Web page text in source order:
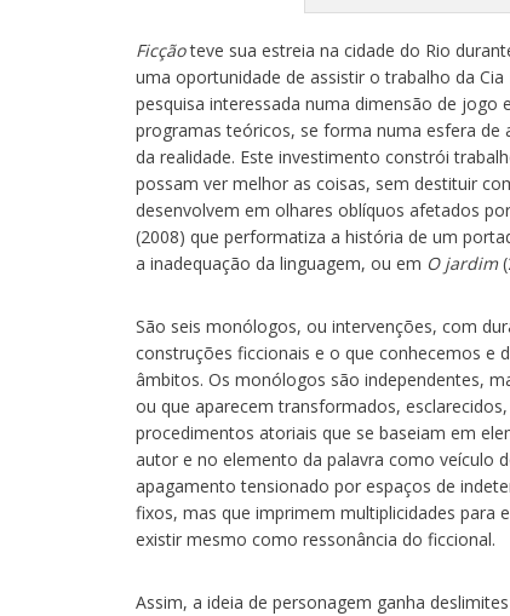
Ficçãoteve sua estreia na cidade do Rio
uma oportunidade de assistir o trabalho da
pesquisa interessada numa dimensão de jogo
programas teóricos, se forma numa esfera
da realidade. Este investimento constrói
possam ver melhor as coisas, sem destituir
desenvolvem em olhares oblíquos afetados
(2008) que performatiza a história de um
a inadequação da linguagem, ou em O jardim
São seis monólogos, ou intervenções, com
construções ficcionais e o que conhecemos e
âmbitos. Os monólogos são independentes,
ou que aparecem transformados,
procedimentos atoriais que se baseiam em
autor e no elemento da palavra como veículo
apagamento tensionado por espaços de
fixos, mas que imprimem multiplicidades para
existir mesmo como ressonância do ficcional.
Assim, a ideia de personagem ganha